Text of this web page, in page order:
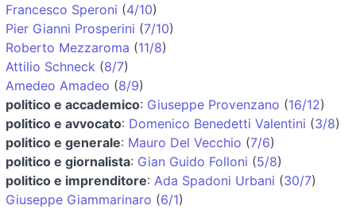
Francesco Speroni (4/10)
Pier Gianni Prosperini (7/10)
Roberto Mezzaroma (11/8)
Attilio Schneck (8/7)
Amedeo Amadeo (8/9)
politico e accademico: Giuseppe Provenzano (16/12)
politico e avvocato: Domenico Benedetti Valentini (3/8)
politico e generale: Mauro Del Vecchio (7/6)
politico e giornalista: Gian Guido Folloni (5/8)
politico e imprenditore: Ada Spadoni Urbani (30/7)
Giuseppe Giammarinaro (6/1)